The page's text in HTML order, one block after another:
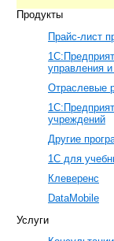
Продукты
Прайс-лист
управления
Отраслевые
учреждений
Другие
1С для
Клеверенс
DataMobile
Услуги